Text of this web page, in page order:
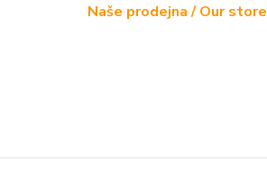
Naše prodejna / Our store